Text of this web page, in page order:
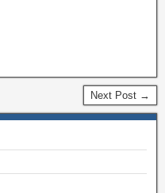
Next Post →